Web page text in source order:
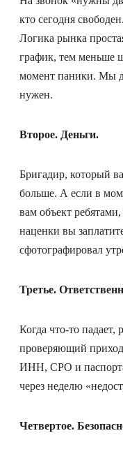
кто сегодня
Логика рынка
график, тем меньше
момент паники. Мы
нужен.
Второе. Деньги.
Бригадир, который
больше. А если в
вам объект
наценки вы
сфотографировал
Третье.
Когда что-то падает,
проверяющий
ИНН, СРО и паспорта
через неделю
Четвертое.